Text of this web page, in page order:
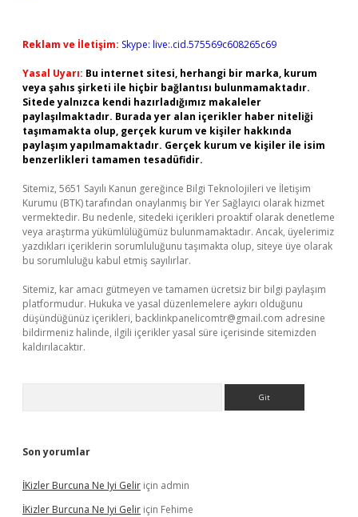
Reklam ve İletişim: Skype: live:.cid.575569c608265c69
Yasal Uyarı: Bu internet sitesi, herhangi bir marka, kurum
veya şahıs şirketi ile hiçbir bağlantısı bulunmamaktadır.
Sitede yalnızca kendi hazırladığımız makaleler
paylaşılmaktadır. Burada yer alan içerikler haber niteliği
taşımamakta olup, gerçek kurum ve kişiler hakkında
paylaşım yapılmamaktadır. Gerçek kurum ve kişiler ile isim
benzerlikleri tamamen tesadüfidir.
Sitemiz, 5651 Sayılı Kanun gereğince Bilgi Teknolojileri ve İletişim
Kurumu (BTK) tarafından onaylanmış bir Yer Sağlayıcı olarak hizmet
vermektedir. Bu nedenle, sitedeki içerikleri proaktif olarak denetleme
veya araştırma yükümlülüğümüz bulunmamaktadır. Ancak, üyelerimiz
yazdıkları içeriklerin sorumluluğunu taşımakta olup, siteye üye olarak
bu sorumluluğu kabul etmiş sayılırlar.
Sitemiz, kar amacı gütmeyen ve tamamen ücretsiz bir bilgi paylaşım
platformudur. Hukuka ve yasal düzenlemelere aykırı olduğunu
düşündüğünüz içerikleri, backlinkpanelicomtr@gmail.com adresine
bildirmeniz halinde, ilgili içerikler yasal süre içerisinde sitemizden
kaldırılacaktır.
Son yorumlar
İKizler Burcuna Ne Iyi Gelir için admin
İKizler Burcuna Ne Iyi Gelir için Fehime